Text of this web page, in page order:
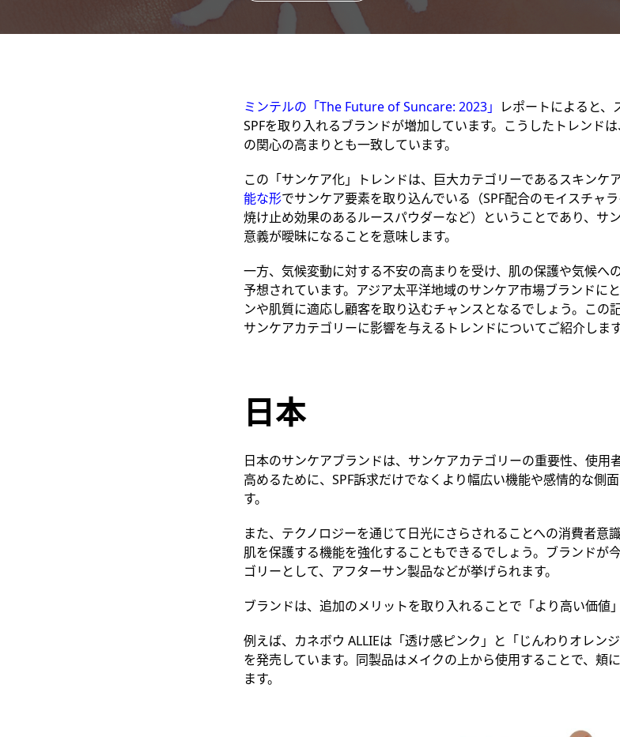
ミンテルの「The Future of Suncare: 2023」 レポートによると
SPFを取り入れるブランドが増加しています。こうしたトレンド
の関心の高まりとも一致しています。
この「サンケア化」トレンドは、巨大カテゴリーであるスキンケ
能な形でサンケア要素を取り込んでいる（SPF配合のモイスチャ
焼け止め効果のあるルースパウダーなど）ということであり、サ
意義が曖昧になることを意味します。
一方、気候変動に対する不安の高まりを受け、肌の保護や気候へ
予想されています。アジア太平洋地域のサンケア市場ブランドに
ンや肌質に適応し顧客を取り込むチャンスとなるでしょう。 この
サンケアカテゴリーに影響を与えるトレンドについてご紹介します
日本
日本のサンケアブランドは、 サンケアカテゴリーの重要性、 使用
高めるために、SPF訴求だけでなくより幅広い機能や感情的な側
す。
また、テクノロジーを通じて日光にさらされることへの消費者意
肌を保護する機能を強化することもできるでしょう。ブランドが
ゴリーとして、アフターサン製品などが挙げられます。
ブランドは、追加のメリットを取り入れることで「より高い価値
例えば、カネボウ ALLIEは「透け感ピンク」と「じんわりオレン
を発売しています。同製品はメイクの上から使用することで、頬
ます。